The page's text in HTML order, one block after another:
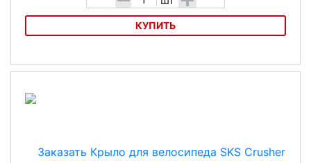
КУПИТЬ
Крыло для велосипеда SKS Crusher